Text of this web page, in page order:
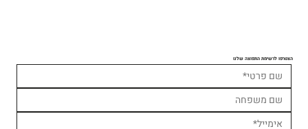
הצטרפו לרשימת התפוצה שלנו